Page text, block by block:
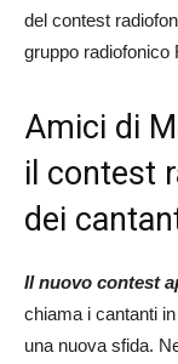
del contest
gruppo radiofonico
Amici di
il contest
dei
Il nuovo contest
chiama i cantanti
una nuova sfida.